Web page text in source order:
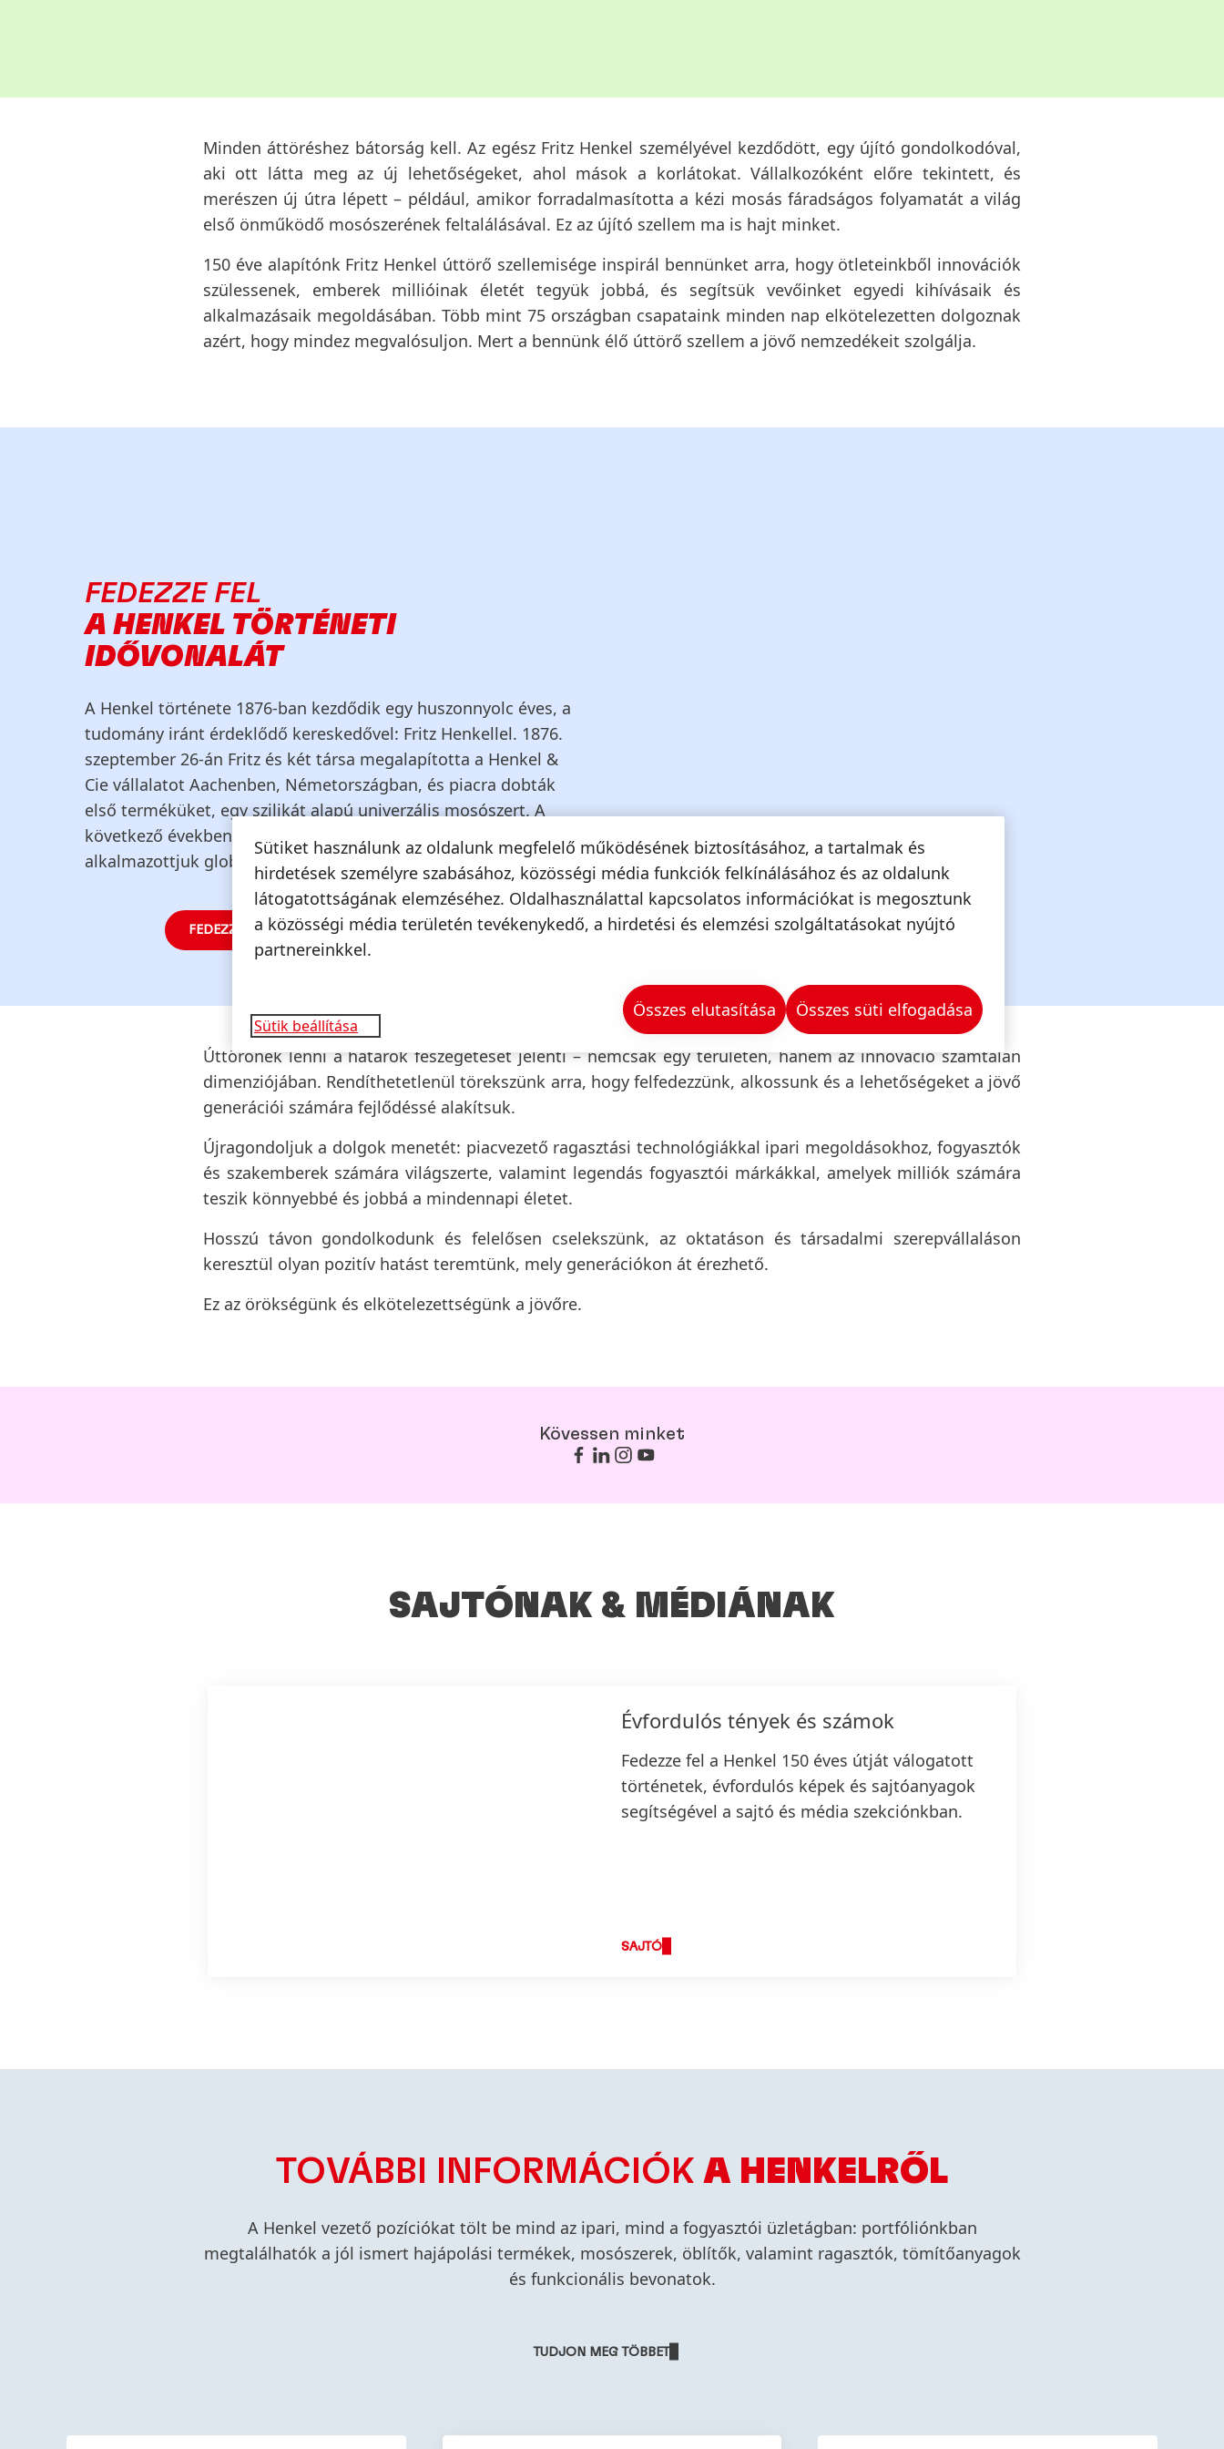
Minden áttöréshez bátorság kell. Az egész Fritz Henkel személyével kezdődött, egy újító gondolkodóval,
aki ott látta meg az új lehetőségeket, ahol mások a korlátokat. Vállalkozóként előre tekintett, és
merészen új útra lépett – például, amikor forradalmasította a kézi mosás fáradságos folyamatát a világ
első önműködő mosószerének feltalálásával. Ez az újító szellem ma is hajt minket.
150 éve alapítónk Fritz Henkel úttörő szellemisége inspirál bennünket arra, hogy ötleteinkből innovációk
szülessenek, emberek millióinak életét tegyük jobbá, és segítsük vevőinket egyedi kihívásaik és
alkalmazásaik megoldásában. Több mint 75 országban csapataink minden nap elkötelezetten dolgoznak
azért, hogy mindez megvalósuljon. Mert a bennünk élő úttörő szellem a jövő nemzedékeit szolgálja.
FEDEZZE FEL
A HENKEL TÖRTÉNETI
IDŐVONALÁT
A Henkel története 1876-ban kezdődik egy huszonnyolc éves, a
tudomány iránt érdeklődő kereskedővel: Fritz Henkellel. 1876.
szeptember 26-án Fritz és két társa megalapította a Henkel &
Cie vállalatot Aachenben, Németországban, és piacra dobták
első terméküket, egy szilikát alapú univerzális mosószert. A
következő években a Henkel család és több ezer
alkalmazottjuk globális vállalattá építette a Henkelt.
FEDEZZE FEL TÖRTÉNETÜNK IDŐVONALÁT
Úttörőnek lenni a határok feszegetését jelenti – nemcsak egy területen, hanem az innováció számtalan
dimenziójában. Rendíthetetlenül törekszünk arra, hogy felfedezzünk, alkossunk és a lehetőségeket a jövő
generációi számára fejlődéssé alakítsuk.
Újragondoljuk a dolgok menetét: piacvezető ragasztási technológiákkal ipari megoldásokhoz, fogyasztók
és szakemberek számára világszerte, valamint legendás fogyasztói márkákkal, amelyek milliók számára
teszik könnyebbé és jobbá a mindennapi életet.
Hosszú távon gondolkodunk és felelősen cselekszünk, az oktatáson és társadalmi szerepvállaláson
keresztül olyan pozitív hatást teremtünk, mely generációkon át érezhető.
Ez az örökségünk és elkötelezettségünk a jövőre.
Kövessen minket
SAJTÓNAK & MÉDIÁNAK
Évfordulós tények és számok
Fedezze fel a Henkel 150 éves útját válogatott
történetek, évfordulós képek és sajtóanyagok
segítségével a sajtó és média szekciónkban.
SAJTÓ
TOVÁBBI INFORMÁCIÓK A HENKELRŐL
A Henkel vezető pozíciókat tölt be mind az ipari, mind a fogyasztói üzletágban: portfóliónkban
megtalálhatók a jól ismert hajápolási termékek, mosószerek, öblítők, valamint ragasztók, tömítőanyagok
és funkcionális bevonatok.
TUDJON MEG TÖBBET
Sütiket használunk az oldalunk megfelelő működésének biztosításához, a tartalmak és
hirdetések személyre szabásához, közösségi média funkciók felkínálásához és az oldalunk
látogatottságának elemzéséhez. Oldalhasználattal kapcsolatos információkat is megosztunk
a közösségi média területén tevékenykedő, a hirdetési és elemzési szolgáltatásokat nyújtó
partnereinkkel.
Sütik beállítása
Összes elutasítása Összes süti elfogadása